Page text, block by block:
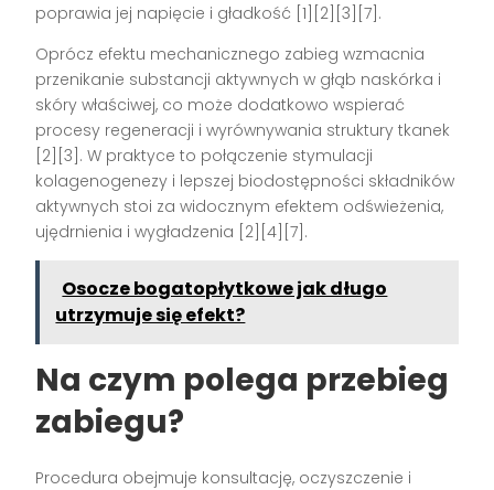
poprawia jej napięcie i gładkość [1][2][3][7].
Oprócz efektu mechanicznego zabieg wzmacnia
przenikanie substancji aktywnych w głąb naskórka i
skóry właściwej, co może dodatkowo wspierać
procesy regeneracji i wyrównywania struktury tkanek
[2][3]. W praktyce to połączenie stymulacji
kolagenogenezy i lepszej biodostępności składników
aktywnych stoi za widocznym efektem odświeżenia,
ujędrnienia i wygładzenia [2][4][7].
Osocze bogatopłytkowe jak długo
utrzymuje się efekt?
Na czym polega przebieg
zabiegu?
Procedura obejmuje konsultację, oczyszczenie i